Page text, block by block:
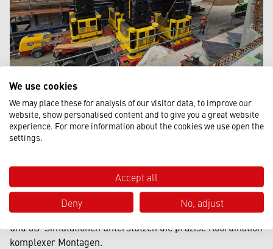
bieten wir Schwermontagen an. Ob bei
Maschineninstallationen in Produktionsbetrieben,
landwirtschaftlichen Anlagen oder kommunalen
Verschubtechnik ermöglichen das sichere Heben,
Verschieben und exakte Positionieren schwerer Bauteile.
Wir setzen modulare Hubsysteme, SPMT und
Verschubbahnen ein. Digitale Planungswerkzeuge wie CAD
und 3D-Simulationen unterstützen die präzise Koordination
komplexer Montagen.
We use cookies
We may place these for analysis of our visitor data, to improve our
website, show personalised content and to give you a great website
experience. For more information about the cookies we use open the
settings.
Accept all
Deny
No, adjust